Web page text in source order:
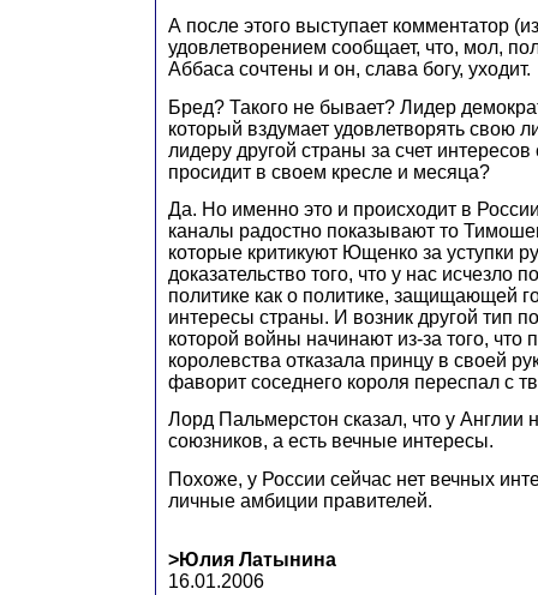
А после этого выступает комментатор
удовлетворением сообщает, что, мол,
Аббаса сочтены и он, слава богу, уходит.
Бред? Такого не бывает? Лидер
который вздумает удовлетворять свою
лидеру другой страны за счет
просидит в своем кресле и месяца?
Да. Но именно это и происходит в
каналы радостно показывают то
которые критикуют Ющенко за уступки
доказательство того, что у нас исчезло
политике как о политике, защищающей
интересы страны. И возник другой тип
которой войны начинают из-за того, что
королевства отказала принцу в своей
фаворит соседнего короля переспал с
Лорд Пальмерстон сказал, что у Англии
союзников, а есть вечные интересы.
Похоже, у России сейчас нет вечных
личные амбиции правителей.
>Юлия Латынина
16.01.2006